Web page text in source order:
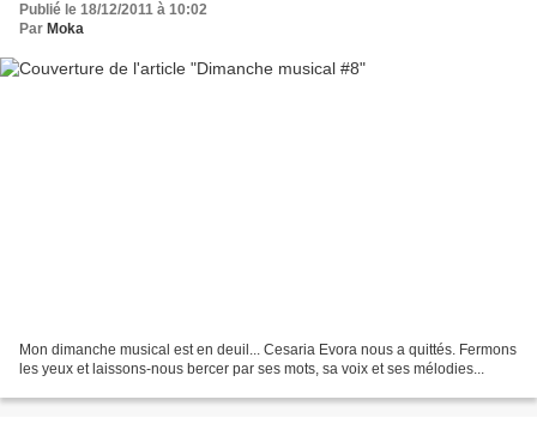
Publié le 18/12/2011 à 10:02
Par Moka
Mon dimanche musical est en deuil... Cesaria Evora nous a quittés. Fermons
les yeux et laissons-nous bercer par ses mots, sa voix et ses mélodies...